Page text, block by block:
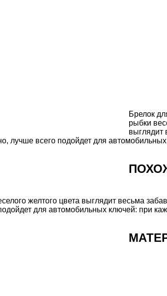
Брелок
рыбки
выглядит
лучше всего подойдет для
желтого цвета выглядит весьма
для автомобильных ключей: при